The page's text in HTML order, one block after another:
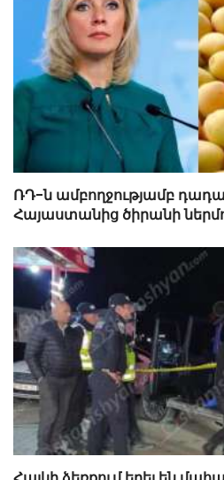
ՌԴ-ն ամբողջությամբ
Հայաստանից ծիրանի